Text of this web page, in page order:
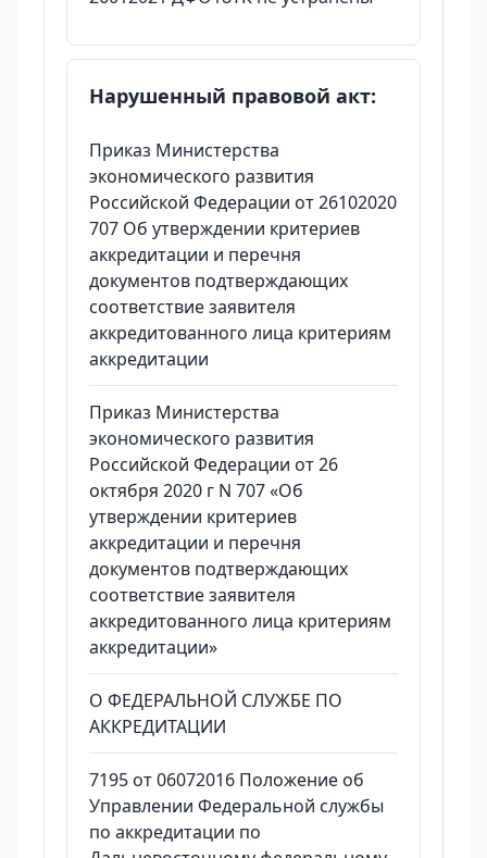
Нарушенный правовой акт:
Приказ Министерства
экономического развития
Российской Федерации от 26102020
707 Об утверждении критериев
аккредитации и перечня
документов подтверждающих
соответствие заявителя
аккредитованного лица критериям
аккредитации
Приказ Министерства
экономического развития
Российской Федерации от 26
октября 2020 г N 707 «Об
утверждении критериев
аккредитации и перечня
документов подтверждающих
соответствие заявителя
аккредитованного лица критериям
аккредитации»
О ФЕДЕРАЛЬНОЙ СЛУЖБЕ ПО
АККРЕДИТАЦИИ
7195 от 06072016 Положение об
Управлении Федеральной службы
по аккредитации по